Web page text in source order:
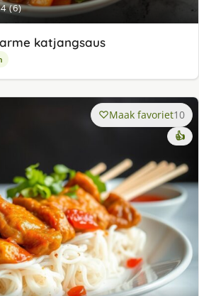
4 (6)
katjangsaus
Maak favoriet10
👍